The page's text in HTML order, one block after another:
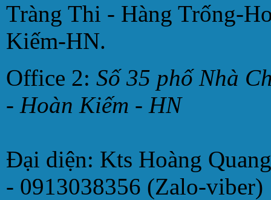
Tràng Thi - Hàng Trống-
Kiếm-HN.
Office 2: Số 35 phố Nhà
- Hoàn Kiếm - HN
Đại diện: Kts Hoàng
- 0913038356 (Zalo-viber)